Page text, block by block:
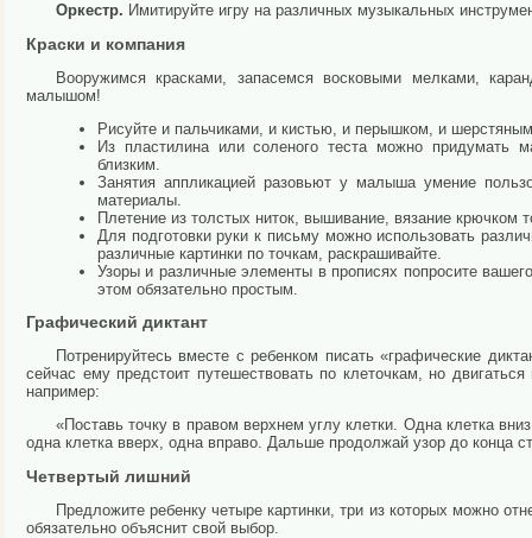
Оркестр. Имитируйте игру на различных музыкальных
Краски и компания
Вооружимся красками, запасемся восковыми мелками,
малышом!
Рисуйте и пальчиками, и кистью, и перышком, и
Из пластилина или соленого теста можно придумать
близким.
Занятия аппликацией разовьют у малыша умение
материалы.
Плетение из толстых ниток, вышивание, вязание крючком
Для подготовки руки к письму можно использовать
различные картинки по точкам, раскрашивайте.
Узоры и различные элементы в прописях попросите
этом обязательно простым.
Графический диктант
Потренируйтесь вместе с ребенком писать «графические
сейчас ему предстоит путешествовать по клеточкам, но
например:
«Поставь точку в правом верхнем углу клетки. Одна клетка
одна клетка вверх, одна вправо. Дальше продолжай узор до конца
Четвертый лишний
Предложите ребенку четыре картинки, три из которых можно
обязательно объяснит свой выбор.